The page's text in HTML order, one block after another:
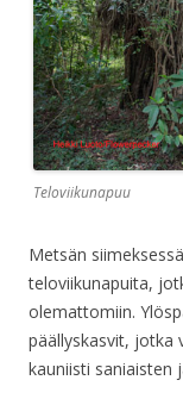
Teloviikunapuu
Metsän
teloviikunapuita,
olemattomiin.
päällyskasvit, jotka
kauniisti saniaisten